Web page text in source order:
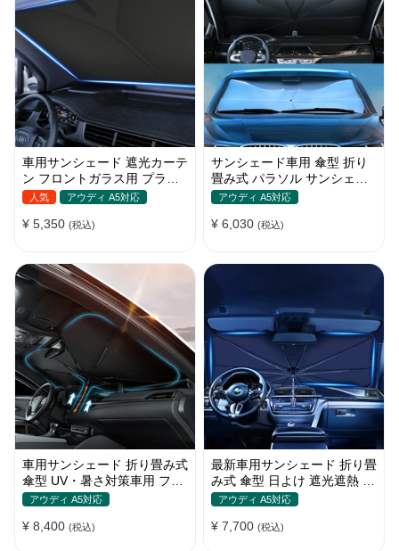
車用サンシェード 遮光カーテ
ン フロントガラス用 プライ
バシー保護 遮熱 日よけ 省エ
人気 アウディ A5対応
¥ 5,350 (税込)
サンシェード車用 傘型 折り
畳み式 パラソル サンシェー
ド 簡単取付 遮光遮熱 車窓日
アウディ A5対応
¥ 6,030 (税込)
車用サンシェード 折り畳み式
傘型 UV・暑さ対策車用 フロ
ントカバー 収納簡単 おすす
アウディ A5対応
¥ 8,400 (税込)
最新車用サンシェード 折り畳
み式 傘型 日よけ 遮光遮熱 放
熱効果倍増 収納ポーチ付き
アウディ A5対応
¥ 7,700 (税込)